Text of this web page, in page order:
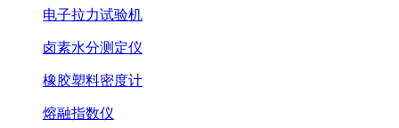
电子拉力试验机
卤素水分测定仪
橡胶塑料密度计
熔融指数仪